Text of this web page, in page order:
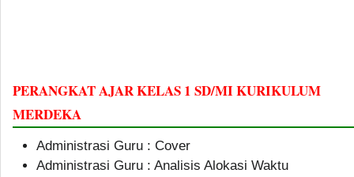
PERANGKAT AJAR KELAS 1 SD/MI KURIKULUM
MERDEKA
Administrasi Guru : Cover
Administrasi Guru : Analisis Alokasi Waktu